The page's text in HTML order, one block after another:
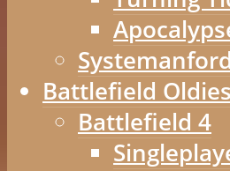
Battlefield Oldies
Battlefield 4